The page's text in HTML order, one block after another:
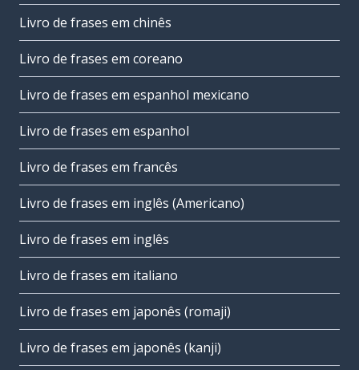
Livro de frases em chinês
Livro de frases em coreano
Livro de frases em espanhol mexicano
Livro de frases em espanhol
Livro de frases em francês
Livro de frases em inglês (Americano)
Livro de frases em inglês
Livro de frases em italiano
Livro de frases em japonês (romaji)
Livro de frases em japonês (kanji)